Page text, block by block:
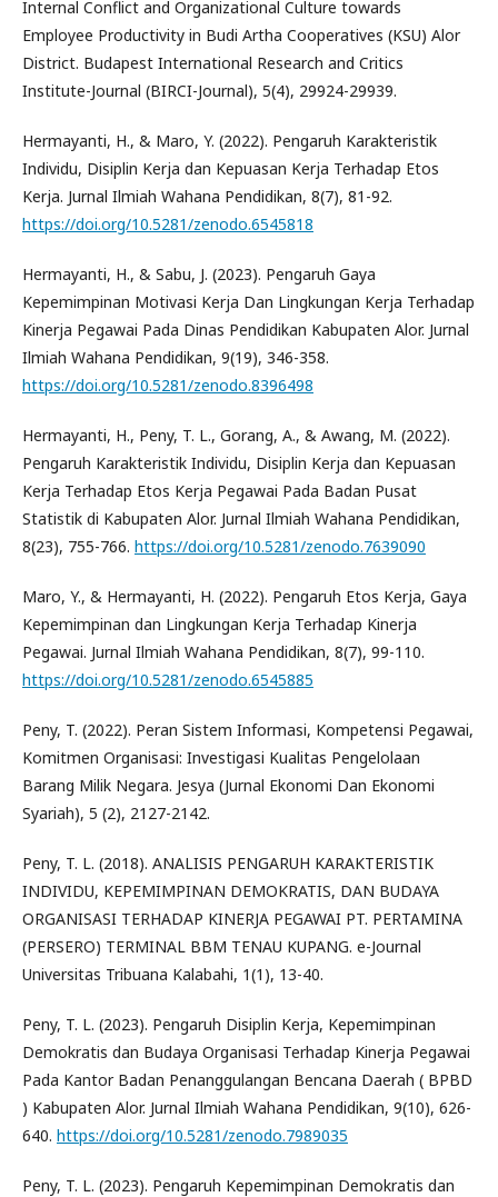
Internal Conflict and Organizational Culture towards
Employee Productivity in Budi Artha Cooperatives (KSU) Alor
District. Budapest International Research and Critics
Institute-Journal (BIRCI-Journal), 5(4), 29924-29939.
Hermayanti, H., & Maro, Y. (2022). Pengaruh Karakteristik
Individu, Disiplin Kerja dan Kepuasan Kerja Terhadap Etos
Kerja. Jurnal Ilmiah Wahana Pendidikan, 8(7), 81-92.
https://doi.org/10.5281/zenodo.6545818
Hermayanti, H., & Sabu, J. (2023). Pengaruh Gaya
Kepemimpinan Motivasi Kerja Dan Lingkungan Kerja Terhadap
Kinerja Pegawai Pada Dinas Pendidikan Kabupaten Alor. Jurnal
Ilmiah Wahana Pendidikan, 9(19), 346-358.
https://doi.org/10.5281/zenodo.8396498
Hermayanti, H., Peny, T. L., Gorang, A., & Awang, M. (2022).
Pengaruh Karakteristik Individu, Disiplin Kerja dan Kepuasan
Kerja Terhadap Etos Kerja Pegawai Pada Badan Pusat
Statistik di Kabupaten Alor. Jurnal Ilmiah Wahana Pendidikan,
8(23), 755-766. https://doi.org/10.5281/zenodo.7639090
Maro, Y., & Hermayanti, H. (2022). Pengaruh Etos Kerja, Gaya
Kepemimpinan dan Lingkungan Kerja Terhadap Kinerja
Pegawai. Jurnal Ilmiah Wahana Pendidikan, 8(7), 99-110.
https://doi.org/10.5281/zenodo.6545885
Peny, T. (2022). Peran Sistem Informasi, Kompetensi Pegawai,
Komitmen Organisasi: Investigasi Kualitas Pengelolaan
Barang Milik Negara. Jesya (Jurnal Ekonomi Dan Ekonomi
Syariah), 5 (2), 2127-2142.
Peny, T. L. (2018). ANALISIS PENGARUH KARAKTERISTIK
INDIVIDU, KEPEMIMPINAN DEMOKRATIS, DAN BUDAYA
ORGANISASI TERHADAP KINERJA PEGAWAI PT. PERTAMINA
(PERSERO) TERMINAL BBM TENAU KUPANG. e-Journal
Universitas Tribuana Kalabahi, 1(1), 13-40.
Peny, T. L. (2023). Pengaruh Disiplin Kerja, Kepemimpinan
Demokratis dan Budaya Organisasi Terhadap Kinerja Pegawai
Pada Kantor Badan Penanggulangan Bencana Daerah ( BPBD
) Kabupaten Alor. Jurnal Ilmiah Wahana Pendidikan, 9(10), 626-
640. https://doi.org/10.5281/zenodo.7989035
Peny, T. L. (2023). Pengaruh Kepemimpinan Demokratis dan